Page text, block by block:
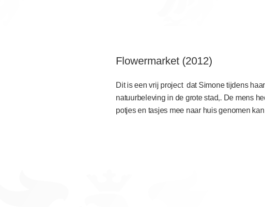
Flowermarket (2012)
Dit is een vrij project dat Simone tijdens
natuurbeleving in de grote stad,. De mens
potjes en tasjes mee naar huis genomen